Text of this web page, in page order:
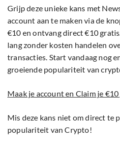
Grijp deze unieke kans met
account aan te maken via de
€10 en ontvang direct €10
lang zonder kosten handelen
transacties. Start vandaag nog
groeiende populariteit van
Maak je account en Claim je
Mis deze kans niet om direct te
populariteit van Crypto!